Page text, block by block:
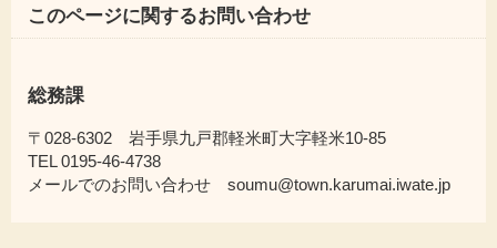
このページに関するお問い合わせ
総務課
〒028-6302 岩手県九戸郡軽米町大字軽米10-85
TEL 0195-46-4738
メールでのお問い合わせ soumu@town.karumai.iwate.jp